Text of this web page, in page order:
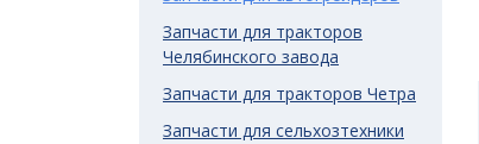
Запчасти для тракторов
Челябинского завода
Запчасти для тракторов Четра
Запчасти для сельхозтехники